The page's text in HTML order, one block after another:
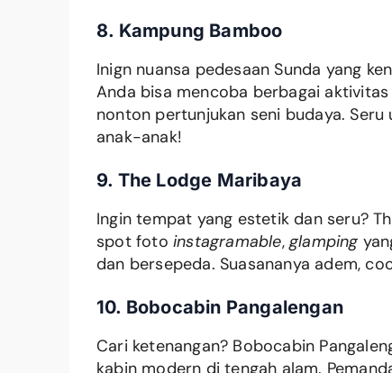
8. Kampung Bamboo
Inign nuansa pedesaan Sunda yang
Anda bisa mencoba berbagai
nonton pertunjukan seni budaya.
anak-anak!
9. The Lodge Maribaya
Ingin tempat yang estetik dan seru?
spot foto instagramable,glamping
dan bersepeda. Suasananya adem,
10. Bobocabin Pangalengan
Cari ketenangan? Bobocabin